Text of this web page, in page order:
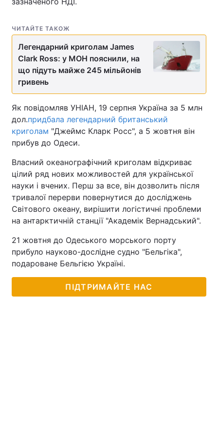
ЧИТАЙТЕ ТАКОЖ
Легендарний криголам James
Clark Ross: у МОН пояснили, на
що підуть майже 245 мільйонів
гривень
Як повідомляв УНІАН, 19 серпня Україна за 5 млн
дол.придбала легендарний британський
криголам "Джеймс Кларк Росс", а 5 жовтня він
прибув до Одеси.
Власний океанографічний криголам відкриває
цілий ряд нових можливостей для української
науки і вчених. Перш за все, він дозволить після
тривалої перерви повернутися до досліджень
Світового океану, вирішити логістичні проблеми
на антарктичній станції "Академік Вернадський".
21 жовтня до Одеського морського порту
прибуло науково-дослідне судно "Бельгіка",
подароване Бельгією Україні.
ПІДТРИМАЙТЕ НАС